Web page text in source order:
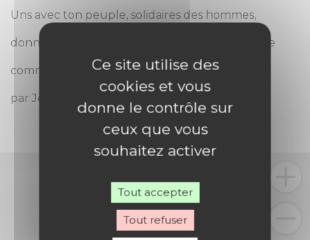
Uns avec ton peuple, solidaires des hommes,
donne-nous, nous t’en prions, de te reconnaître
comme le Seigneur vivant au milieu de nous,
par Jésus-Christ notre Seigneur, Amen.
Ce site utilise des
cookies et vous
donne le contrôle sur
ceux que vous
souhaitez activer
Tout accepter
Tout refuser